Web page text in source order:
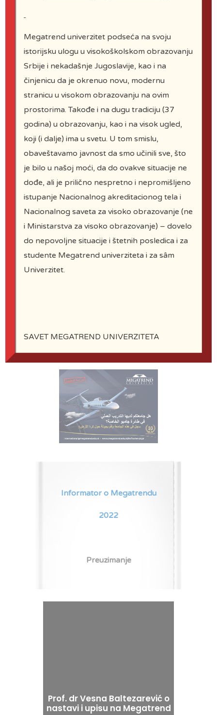
Video snimak predavanja
daljinu)
Informator o Megatrendu
2022
Preuzimanje
Prof. dr Vesna Baltezarević o
nastavi i upisu na Megatrend
Megatrend univerzitet podseća na svoju
istorijsku ulogu u visokoškolskom obrazovanju
Srbije i nekadašnje Jugoslavije, kao i na
činjenicu da je okrenuo novu, modernu
stranicu u visokom obrazovanju na ovim
prostorima. Takođe i na dugu tradiciju (37
godina) u obrazovanju, kao i na visok ugled,
koji (i dalje) ima u svetu. U tom smislu,
obaveštavamo javnost da smo učinili sve, što
je bilo u našoj moći, da do ovakve situacije ne
dođe, ali je prilično nespretno i nepromišljeno
istupanje Nacionalnog akreditacionog tela i
Nacionalnog saveta za visoko obrazovanje (ne
i Ministarstva za visoko obrazovanje) – dovelo
do nepovoljne situacije i štetnih posledica i za
studente Megatrend univerziteta i za sâm
Univerzitet.
SAVET MEGATREND UNIVERZITETA